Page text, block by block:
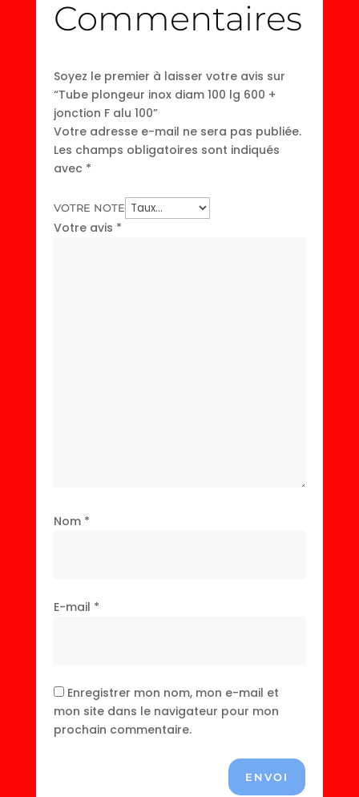
Commentaires
Soyez le premier à laisser votre avis sur
“Tube plongeur inox diam 100 lg 600 +
jonction F alu 100”
Votre adresse e-mail ne sera pas publiée.
Les champs obligatoires sont indiqués
avec *
VOTRE NOTE
Votre avis *
Nom *
E-mail *
Enregistrer mon nom, mon e-mail et
mon site dans le navigateur pour mon
prochain commentaire.
ENVOI